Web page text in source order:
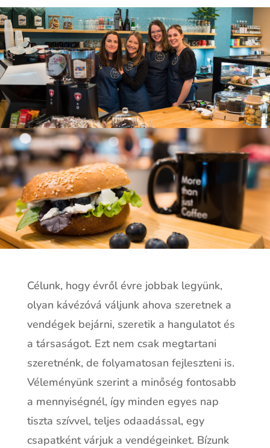
Célunk, hogy évről évre jobbak legyünk,
olyan kávézóvá váljunk ahova szeretnek a
vendégek bejárni, szeretik a hangulatot és
a társaságot. Ezt nem csak megtartani
szeretnénk, de folyamatosan fejleszteni is.
Véleményünk szerint a minőség fontosabb
a mennyiségnél, így minden egyes nap
tiszta szívvel, teljes odaadással, egy
csapatként várjuk a vendégeinket. Bízunk